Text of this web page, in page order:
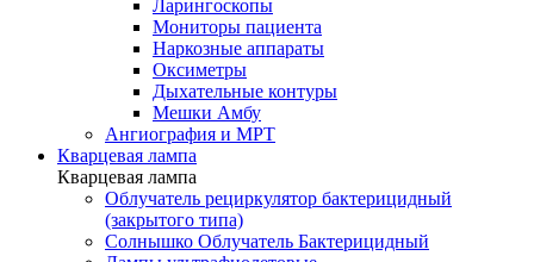
Ларингоскопы
Мониторы пациента
Наркозные аппараты
Оксиметры
Дыхательные контуры
Мешки Амбу
Ангиография и МРТ
Кварцевая лампа
Кварцевая лампа
Облучатель рециркулятор бактерицидный
(закрытого типа)
Солнышко Облучатель Бактерицидный